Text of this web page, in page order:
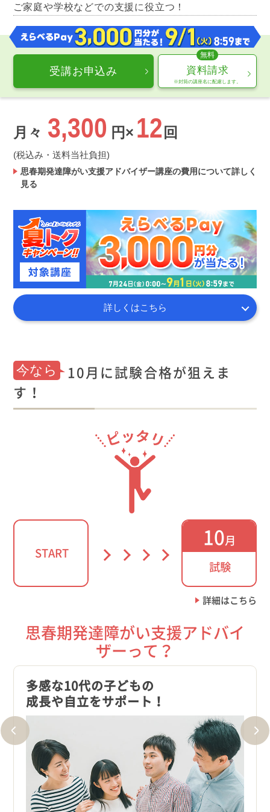
ご家庭や学校などでの支援に役立つ！
受講お申込み 資料請求
※封筒の講座名に配慮します。
月々 3,300 円× 12 回
(税込み・送料当社負担)
思春期発達障がい支援アドバイザー講座の費用について詳しく
見る
詳しくはこちら
今なら
10月に試験合格が狙えま
す！
START
10月
試験
詳細はこちら
思春期発達障がい支援アドバイ
ザーって？
多感な10代の子どもの
成長や自立をサポート！